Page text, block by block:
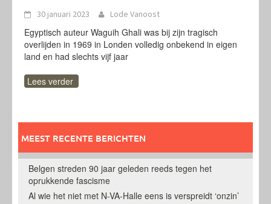
30 januari 2023 Lode Vanoost
Egyptisch auteur Waguih Ghali was bij zijn tragisch
overlijden in 1969 in Londen volledig onbekend in eigen
land en had slechts vijf jaar
Lees verder
MEEST RECENTE BERICHTEN
Belgen streden 90 jaar geleden reeds tegen het
oprukkende fascisme
Al wie het niet met N-VA-Halle eens is verspreidt ‘onzin’